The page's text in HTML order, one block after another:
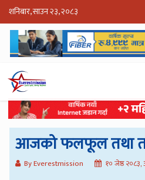
शनिबार, साउन २३, २०८३
आजको फलफूल तथा
By Everestmission १० जेष्ठ